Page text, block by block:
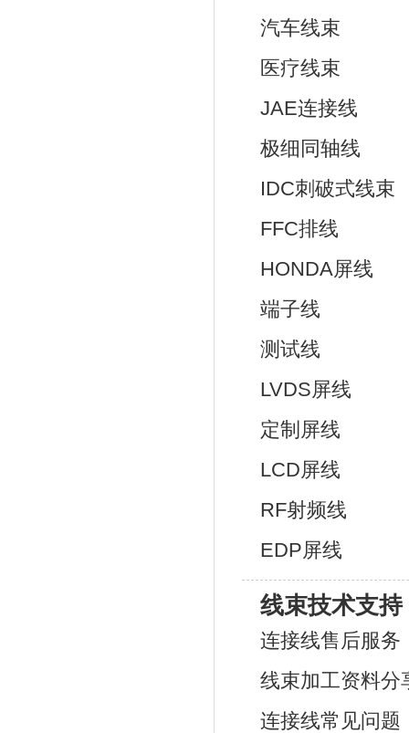
汽车线束
医疗线束
JAE连接线
极细同轴线
IDC刺破式线束
FFC排线
HONDA屏线
端子线
测试线
LVDS屏线
定制屏线
LCD屏线
RF射频线
EDP屏线
线束技术支持
连接线售后服务
线束加工资料分
连接线常见问题